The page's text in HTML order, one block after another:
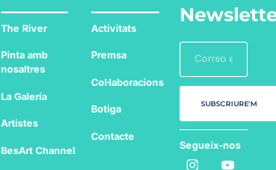
The River
Pinta amb
nosaltres
La Galería
Artistes
BesArt Channel
Activitats
Premsa
Col·laboracions
Botiga
Contacte
SUBSCRIURE'M
Segueix-nos
a: